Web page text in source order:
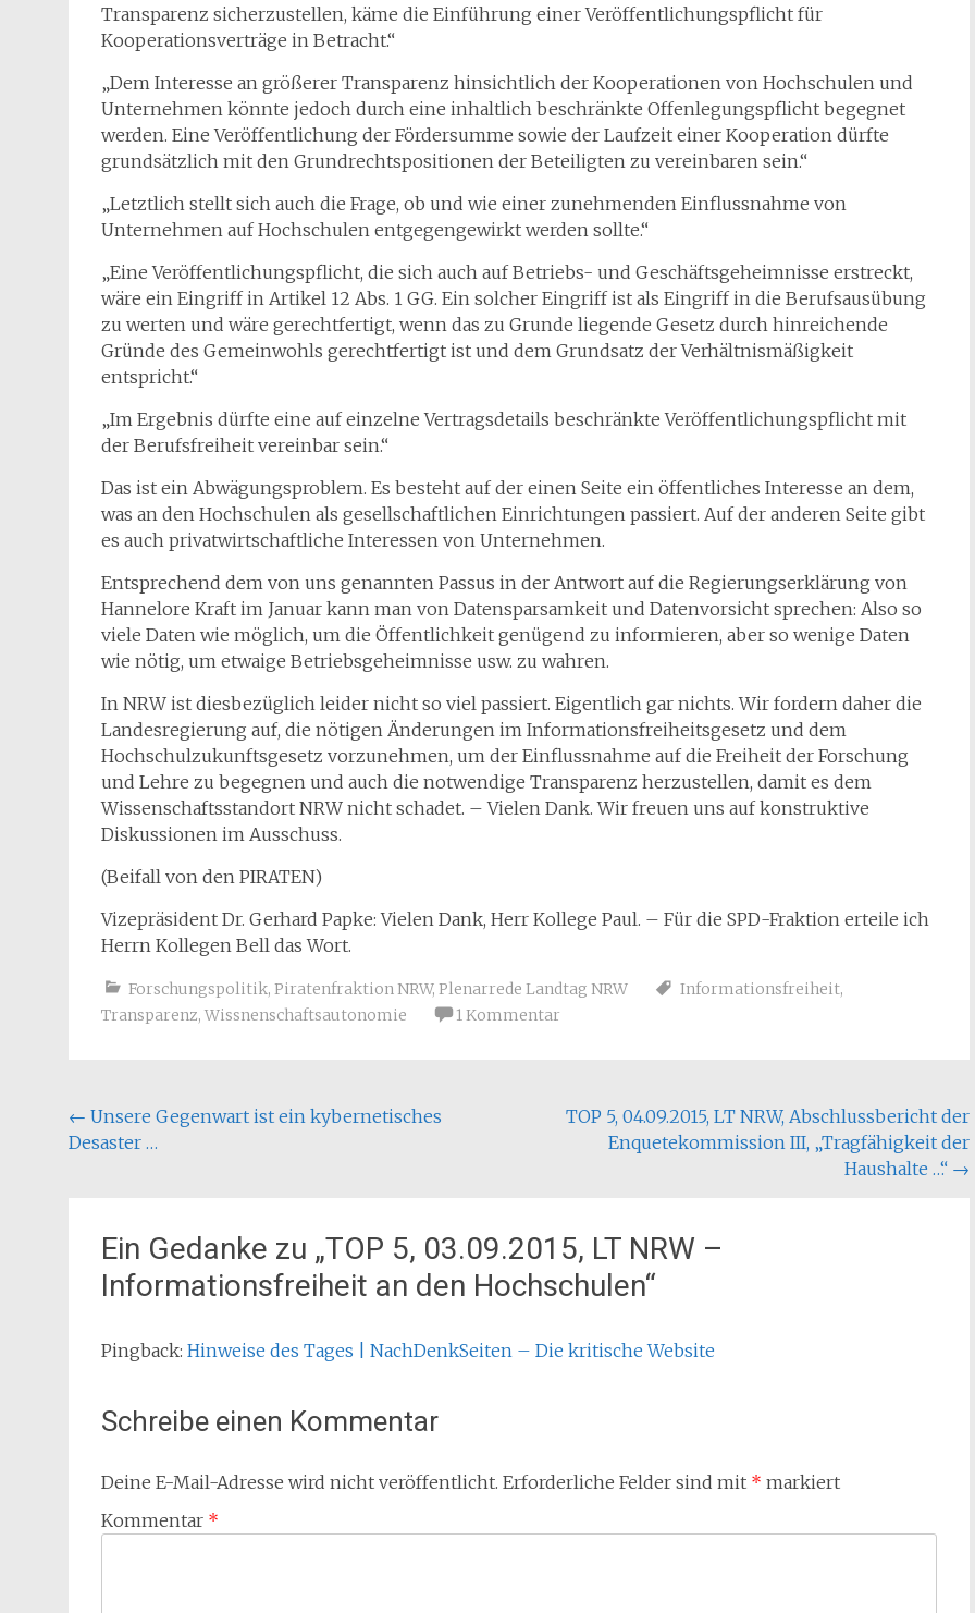
Transparenz sicherzustellen, käme die Einführung einer Veröffentlichungspflicht für
Kooperationsverträge in Betracht.“
„Dem Interesse an größerer Transparenz hinsichtlich der Kooperationen von Hochschulen und
Unternehmen könnte jedoch durch eine inhaltlich beschränkte Offenlegungspflicht begegnet
werden. Eine Veröffentlichung der Fördersumme sowie der Laufzeit einer Kooperation dürfte
grundsätzlich mit den Grundrechtspositionen der Beteiligten zu vereinbaren sein.“
„Letztlich stellt sich auch die Frage, ob und wie einer zunehmenden Einflussnahme von
Unternehmen auf Hochschulen entgegengewirkt werden sollte.“
„Eine Veröffentlichungspflicht, die sich auch auf Betriebs- und Geschäftsgeheimnisse erstreckt,
wäre ein Eingriff in Artikel 12 Abs. 1 GG. Ein solcher Eingriff ist als Eingriff in die Berufsausübung
zu werten und wäre gerechtfertigt, wenn das zu Grunde liegende Gesetz durch hinreichende
Gründe des Gemeinwohls gerechtfertigt ist und dem Grundsatz der Verhältnismäßigkeit
entspricht.“
„Im Ergebnis dürfte eine auf einzelne Vertragsdetails beschränkte Veröffentlichungspflicht mit
der Berufsfreiheit vereinbar sein.“
Das ist ein Abwägungsproblem. Es besteht auf der einen Seite ein öffentliches Interesse an dem,
was an den Hochschulen als gesellschaftlichen Einrichtungen passiert. Auf der anderen Seite gibt
es auch privatwirtschaftliche Interessen von Unternehmen.
Entsprechend dem von uns genannten Passus in der Antwort auf die Regierungserklärung von
Hannelore Kraft im Januar kann man von Datensparsamkeit und Datenvorsicht sprechen: Also so
viele Daten wie möglich, um die Öffentlichkeit genügend zu informieren, aber so wenige Daten
wie nötig, um etwaige Betriebsgeheimnisse usw. zu wahren.
In NRW ist diesbezüglich leider nicht so viel passiert. Eigentlich gar nichts. Wir fordern daher die
Landesregierung auf, die nötigen Änderungen im Informationsfreiheitsgesetz und dem
Hochschulzukunftsgesetz vorzunehmen, um der Einflussnahme auf die Freiheit der Forschung
und Lehre zu begegnen und auch die notwendige Transparenz herzustellen, damit es dem
Wissenschaftsstandort NRW nicht schadet. – Vielen Dank. Wir freuen uns auf konstruktive
Diskussionen im Ausschuss.
(Beifall von den PIRATEN)
Vizepräsident Dr. Gerhard Papke: Vielen Dank, Herr Kollege Paul. – Für die SPD-Fraktion erteile ich
Herrn Kollegen Bell das Wort.
Forschungspolitik, Piratenfraktion NRW, Plenarrede Landtag NRW Informationsfreiheit,
Transparenz, Wissnenschaftsautonomie 1 Kommentar
Beitragsnavigation
← Unsere Gegenwart ist ein kybernetisches
Desaster …
TOP 5, 04.09.2015, LT NRW, Abschlussbericht der
Enquetekommission III, „Tragfähigkeit der
Haushalte …“ →
Ein Gedanke zu „TOP 5, 03.09.2015, LT NRW –
Informationsfreiheit an den Hochschulen“
Pingback: Hinweise des Tages | NachDenkSeiten – Die kritische Website
Schreibe einen Kommentar
Deine E-Mail-Adresse wird nicht veröffentlicht. Erforderliche Felder sind mit * markiert
Kommentar *